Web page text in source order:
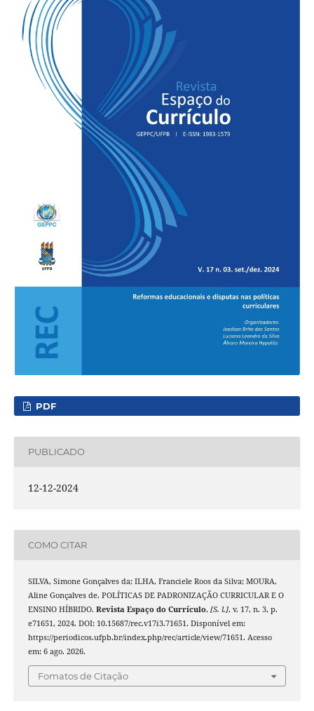
PDF
PUBLICADO
12-12-2024
COMO CITAR
SILVA, Simone Gonçalves da; ILHA, Franciele Roos da Silva; MOURA,
Aline Gonçalves de. POLÍTICAS DE PADRONIZAÇÃO CURRICULAR E O
ENSINO HÍBRIDO. Revista Espaço do Currículo, [S. l.], v. 17, n. 3, p.
e71651, 2024. DOI: 10.15687/rec.v17i3.71651. Disponível em:
https://periodicos.ufpb.br/index.php/rec/article/view/71651. Acesso
em: 6 ago. 2026.
Fomatos de Citação